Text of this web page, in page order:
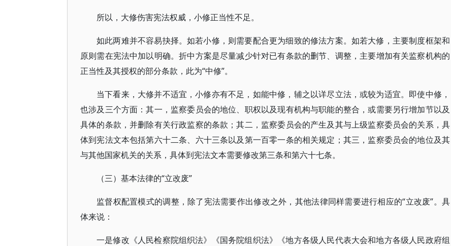
所以，大修伤害宪法权威，小修正当性不足。
如此两难并不容易抉择。如若小修，则需要配合更为细致的修法方案。如若大修，主要制度框架和
原则需在宪法中加以明确。折中方案是尽量减少针对已有条款的删节、调整，主要增加有关监察机构的
正当性及其授权的部分条款，此为“中修”。
当下看来，大修并不适宜，小修亦有不足，如能中修，辅之以详尽立法，或较为适宜。即使中修，
也涉及三个方面：其一，监察委员会的地位、职权以及现有机构与职能的整合，或需要另行增加节以及
具体的条款，并删除有关行政监察的条款；其二，监察委员会的产生及其与上级监察委员会的关系，具
体到宪法文本包括第六十二条、六十三条以及第一百零一条的相关规定；其三，监察委员会的地位及其
与其他国家机关的关系，具体到宪法文本需要修改第三条和第六十七条。
（三）基本法律的“立改废”
监督权配置模式的调整，除了宪法需要作出修改之外，其他法律同样需要进行相应的“立改废”。具
体来说：
一是修改《人民检察院组织法》《国务院组织法》《地方各级人民代表大会和地方各级人民政府组